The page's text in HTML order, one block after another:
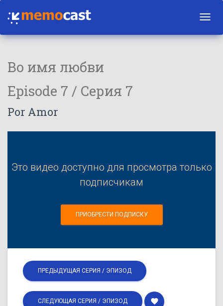
Во имя любви
Episode 7 / Серия 7
Por Amor
Это видео доступно для просмотра только
подписчикам
ПРИОБРЕСТИ ПОДПИСКУ
ПРЕДЫДУЩАЯ СЕРИЯ / ЭПИЗОД
СЛЕДУЮЩАЯ СЕРИЯ / ЭПИЗОД favorite